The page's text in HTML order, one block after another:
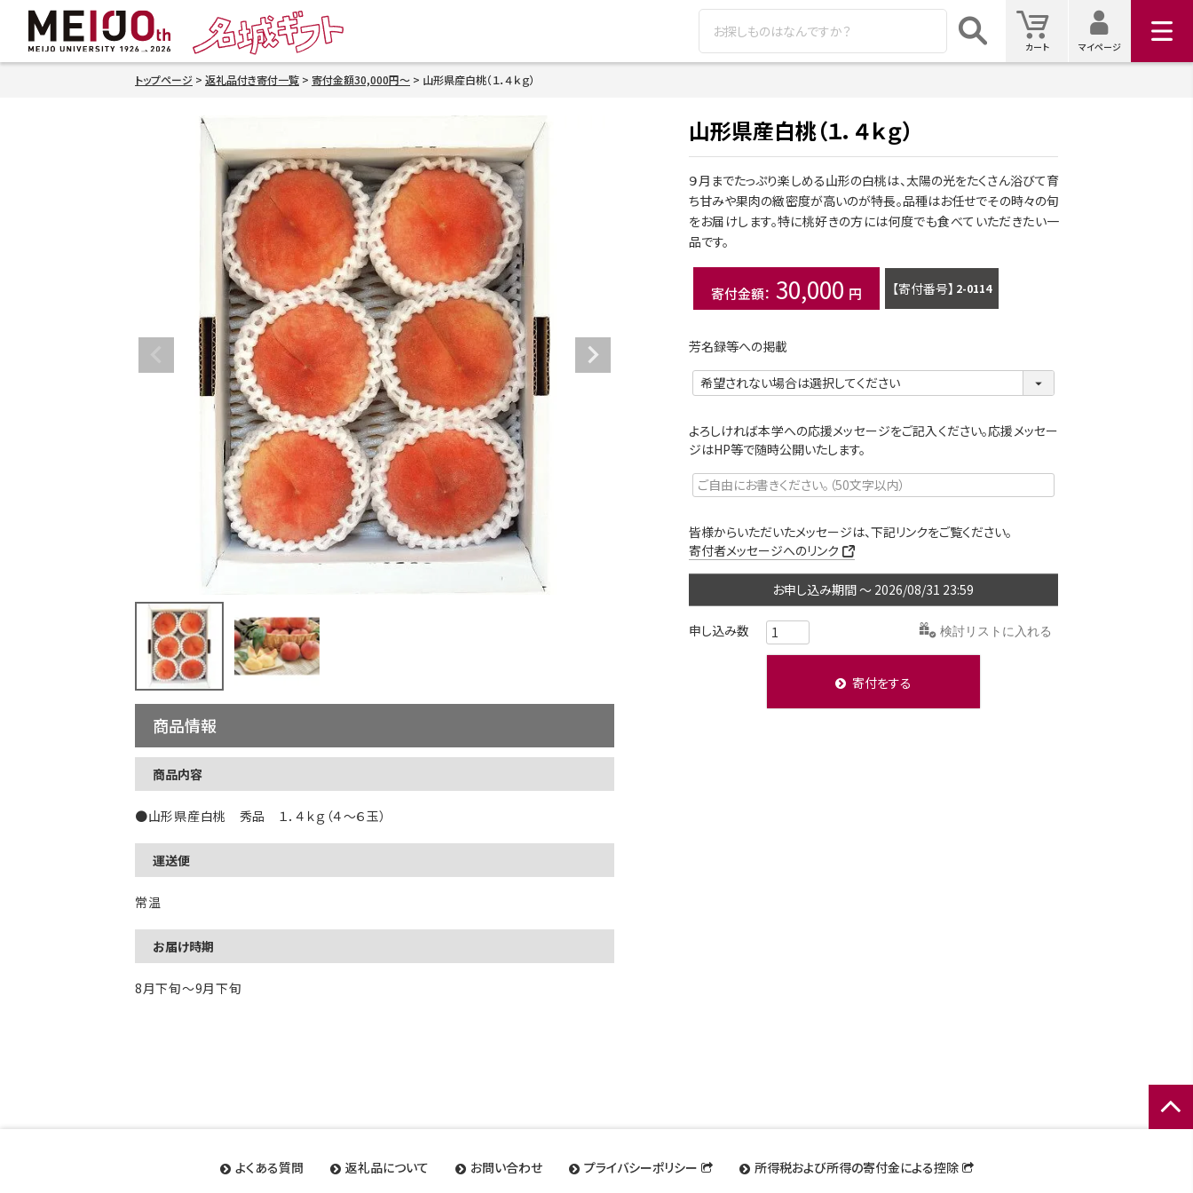
カート
カート
マイ
マイページ
トップページ 返礼品付き寄付一覧 寄付金額30,000円～ 山形県産白桃（１．４ｋｇ）
商品情報
商品内容
●山形県産白桃 秀品 １．４ｋｇ（４～６玉）
運送便
常温
お届け時期
8月下旬～9月下旬
山形県産白桃（１．４ｋｇ）
９月までたっぷり楽しめる山形の白桃は、太陽の光をたくさん浴びて育
ち甘みや果肉の緻密度が高いのが特長。品種はお任せでその時々の旬
をお届けします。特に桃好きの方には何度でも食べていただきたい一
品です。
30,000 商品番号 2-0114
芳名録等への掲載
よろしければ本学への応援メッセージをご記入ください。応援メッセー
ジはHP等で随時公開いたします。
皆様からいただいたメッセージは、下記リンクをご覧ください。
寄付者メッセージへのリンク
〜 2026/08/31 23:59
検討リストに入れる
寄付をする
ページ
よくある質問 返礼品について お問い合わせ プライバシーポリシー 所得税および所得の寄付金による控除